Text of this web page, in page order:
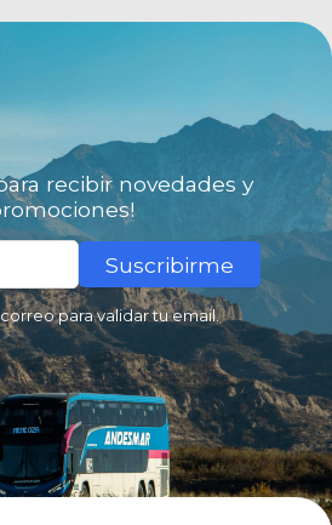
recibir novedades y
Suscribirme
para validar tu email.